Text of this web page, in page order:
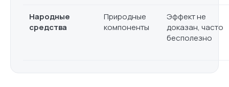
Народные
средства
Природные
компоненты
Эффект не
доказан, часто
бесполезно